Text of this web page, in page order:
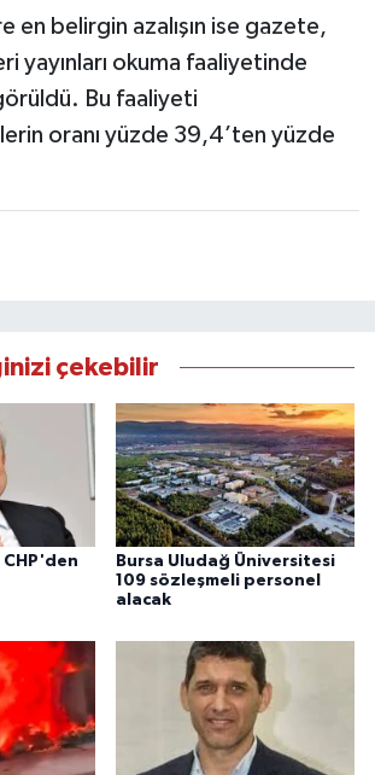
en belirgin azalışın ise gazete,
yayınları okuma faaliyetinde
Bu faaliyeti
oranı yüzde 39,4’ten yüzde
çekebilir
Bursa Uludağ Üniversitesi
109 sözleşmeli personel
alacak